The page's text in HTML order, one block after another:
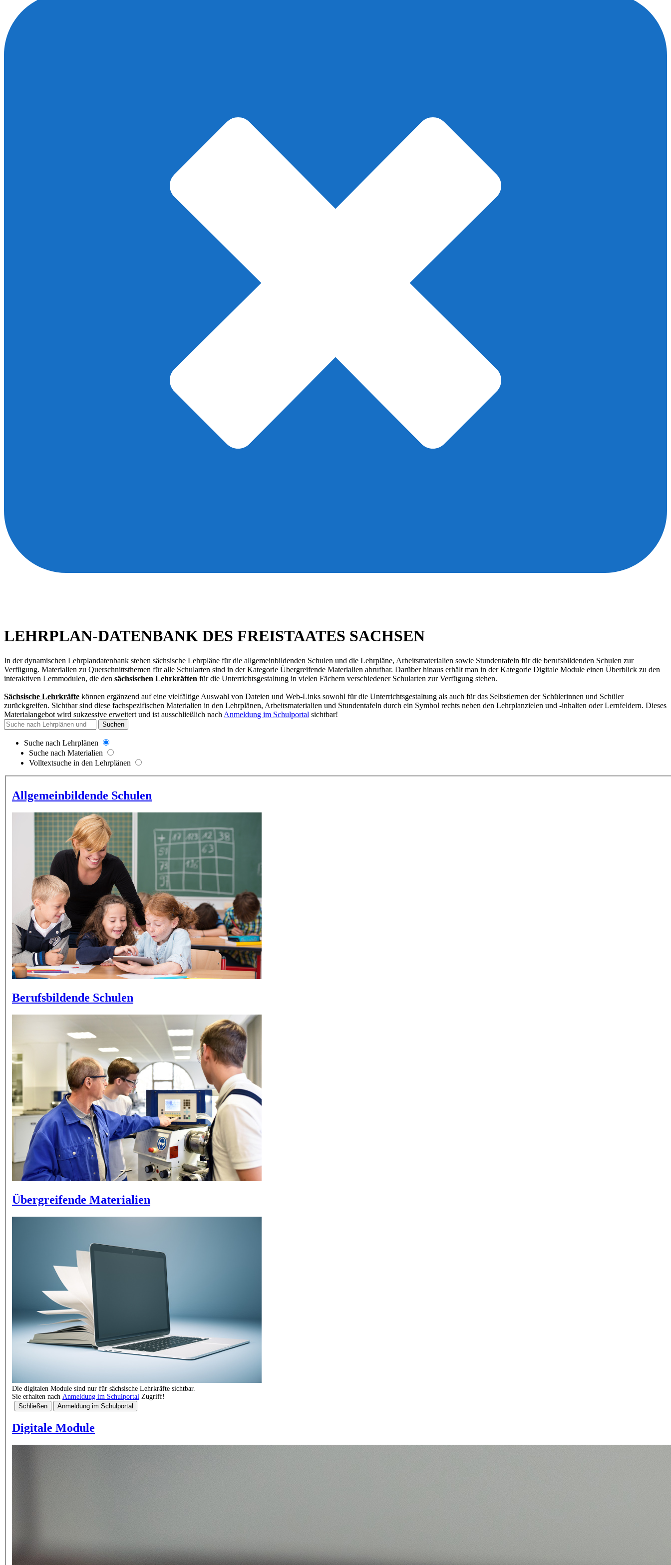
LEHRPLAN-DATENBANK DES FREISTAATES SACHSEN
In der dynamischen Lehrplandatenbank stehen sächsische Lehrpläne für die allgemeinbildenden Schulen und die Lehrpläne, Arbeitsmaterialien sowie Stundentafeln für die berufsbildenden Schulen zur
Verfügung. Materialien zu Querschnittsthemen für alle Schularten sind in der Kategorie Übergreifende Materialien abrufbar. Darüber hinaus erhält man in der Kategorie Digitale Module einen Überblick zu den
interaktiven Lernmodulen, die den sächsischen Lehrkräften für die Unterrichtsgestaltung in vielen Fächern verschiedener Schularten zur Verfügung stehen.
Sächsische Lehrkräfte können ergänzend auf eine vielfältige Auswahl von Dateien und Web-Links sowohl für die Unterrichtsgestaltung als auch für das Selbstlernen der Schülerinnen und Schüler
zurückgreifen. Sichtbar sind diese fachspezifischen Materialien in den Lehrplänen, Arbeitsmaterialien und Stundentafeln durch ein Symbol rechts neben den Lehrplanzielen und -inhalten oder Lernfeldern. Dieses
Materialangebot wird sukzessive erweitert und ist ausschließlich nach Anmeldung im Schulportal sichtbar!
Suchen
Suche nach Lehrplänen
Suche nach Materialien
Volltextsuche in den Lehrplänen
Allgemeinbildende Schulen
Berufsbildende Schulen
Übergreifende Materialien
Die digitalen Module sind nur für sächsische Lehrkräfte sichtbar.
Sie erhalten nach Anmeldung im Schulportal Zugriff!
Schließen
Anmeldung im Schulportal
Digitale Module